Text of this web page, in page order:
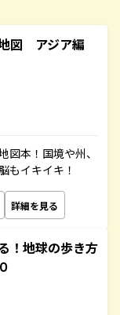
図 アジア編
図本！国境や州、
もイキイキ！
詳細を見る
！地球の歩き方